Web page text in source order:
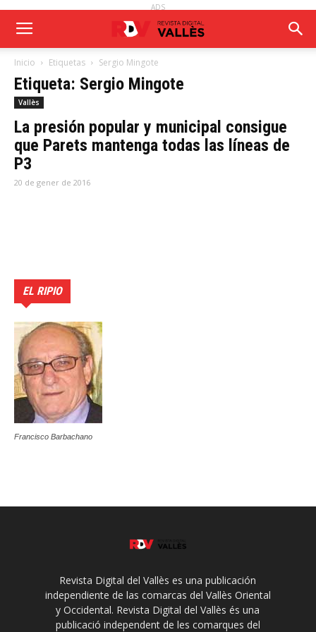
ADS
Inicio Etiquetas Sergio Mingote
Etiqueta: Sergio Mingote
Vallès
La presión popular y municipal consigue
que Parets mantenga todas las líneas de
P3
20 de gener de 2016
EL RIPIO
Francisco Barbachano
Revista Digital del Vallès es una publicación
independiente de las comarcas del Vallès Oriental
y Occidental. Revista Digital del Vallès és una
publicació independent de les comarques del